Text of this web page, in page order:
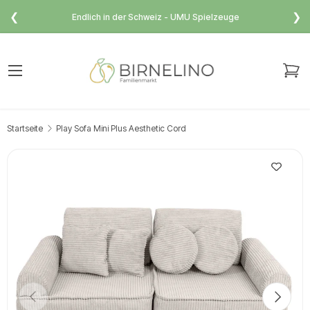
❮ Endlich in der Schweiz - UMU Spielzeuge ❯
Menü
Startseite Play Sofa Mini Plus Aesthetic Cord
Vorherige